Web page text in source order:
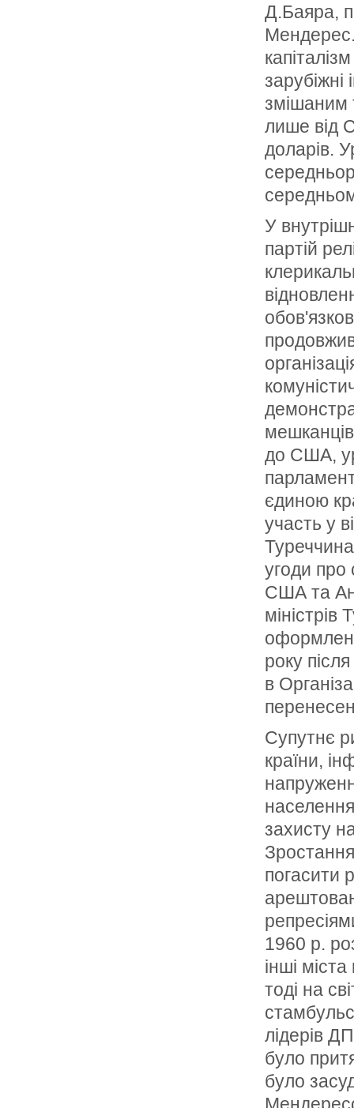
Д.Баяра,
зарубіжні
змішаним
лише від
доларів.
У
партій
до США,
єдиною
участь у
угоди про
США та
міністрів
року
в
Супутнє
країни,
захисту
погасити
1960 р.
інші
тоді на
лідерів
було
було